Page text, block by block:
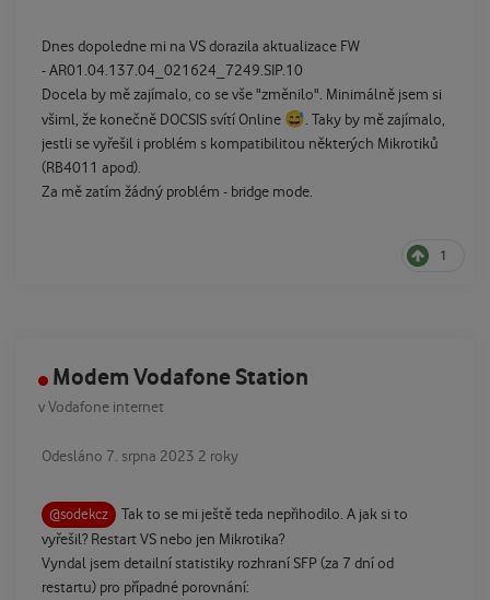
Dnes dopoledne mi na VS dorazila aktualizace FW
- AR01.04.137.04_021624_7249.SIP.10
Docela by mě zajímalo, co se vše "změnilo". Minimálně jsem si
všiml, že konečně DOCSIS svítí Online 😅. Taky by mě zajímalo,
jestli se vyřešil i problém s kompatibilitou některých Mikrotiků
(RB4011 apod).
Za mě zatím žádný problém - bridge mode.
1
Modem Vodafone Station
vVodafone internet
Odesláno 7. srpna 2023 2 roky
@sodekcz
Tak to se mi ještě teda nepřihodilo. A jak si to
vyřešil? Restart VS nebo jen Mikrotika?
Vyndal jsem detailní statistiky rozhraní SFP (za 7 dní od
restartu) pro případné porovnání: